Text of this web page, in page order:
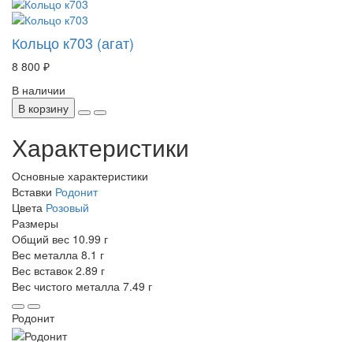
Кольцо к703 (агат)
8 800 ₽
В наличии
В корзину
Характеристики
Основные характеристики
Вставки Родонит
Цвета Розовый
Размеры
Общий вес 10.99 г
Вес металла 8.1 г
Вес вставок 2.89 г
Вес чистого металла 7.49 г
Родонит